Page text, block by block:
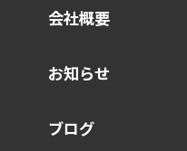
会社概要
お知らせ
ブログ